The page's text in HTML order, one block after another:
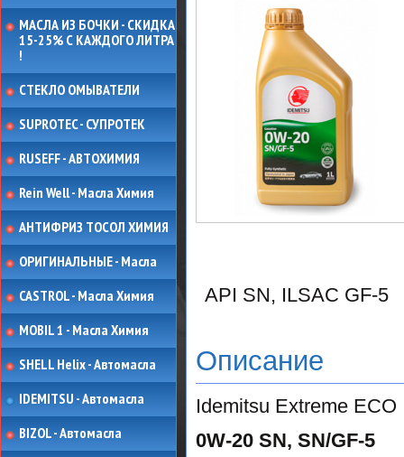
МАСЛА ИЗ БОЧКИ - СКИДКА
15-25% С КАЖДОГО ЛИТРА
!
СТЕКЛО ОМЫВАТЕЛИ
SUPROTEC - СУПРОТЕК
RUSEFF - АВТОХИМИЯ
Rein Well - Масла Химия
АНТИФРИЗ ТОСОЛ ХИМИЯ
ОРИГИНАЛЬНЫЕ - Масла
CASTROL - Масла Химия
MOBIL 1 - Масла Химия
SHELL Helix - Автомасла
IDEMITSU - Автомасла
BIZOL - Автомасла
API SN, ILSAC GF-5
Описание
Idemitsu Extreme ECO
0W-20 SN, SN/GF-5